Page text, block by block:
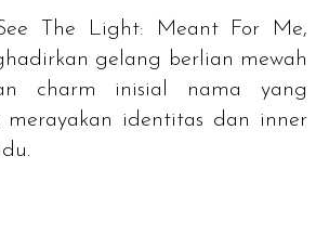
The Light: Meant For Me,
gelang berlian mewah
charm inisial nama yang
identitas dan inner